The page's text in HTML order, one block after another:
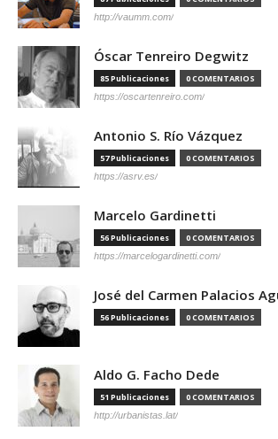
http://vaumm.com/
Óscar Tenreiro Degwitz
85 Publicaciones 0 COMENTARIOS
https://oscartenreiro.com/
Antonio S. Río Vázquez
57 Publicaciones 0 COMENTARIOS
https://asrv.es/
Marcelo Gardinetti
56 Publicaciones 0 COMENTARIOS
https://marcelogardinetti.com/
José del Carmen Palacios
56 Publicaciones 0 COMENTARIOS
Aldo G. Facho Dede
51 Publicaciones 0 COMENTARIOS
http://urbanistas.lat/